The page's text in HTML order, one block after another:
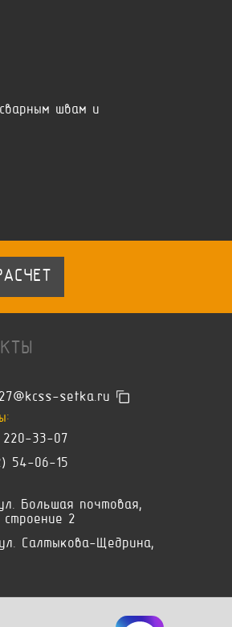
швам и
setka.ru
33-07
54-06-15
Большая почтовая,
2
Салтыкова-Щедрина,